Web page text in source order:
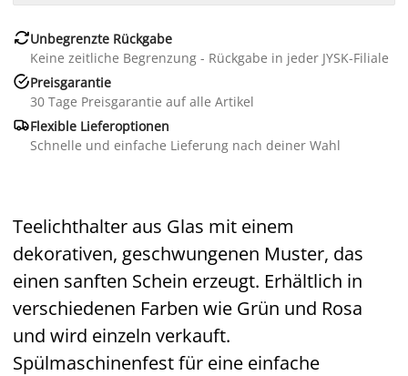
Unbegrenzte Rückgabe
Keine zeitliche Begrenzung - Rückgabe in jeder JYSK-Filiale
Preisgarantie
30 Tage Preisgarantie auf alle Artikel
Flexible Lieferoptionen
Schnelle und einfache Lieferung nach deiner Wahl
Teelichthalter aus Glas mit einem
dekorativen, geschwungenen Muster, das
einen sanften Schein erzeugt. Erhältlich in
verschiedenen Farben wie Grün und Rosa
und wird einzeln verkauft.
Spülmaschinenfest für eine einfache